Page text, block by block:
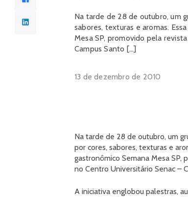
Na tarde de 28 de outubro, um
sabores, texturas e aromas.
Mesa SP, promovido pela
Campus Santo […]
13 de dezembro de 2010
Na tarde de 28 de outubro, um
por cores, sabores, texturas e
gastronômico Semana Mesa SP,
no Centro Universitário Senac –
A iniciativa englobou palestras,